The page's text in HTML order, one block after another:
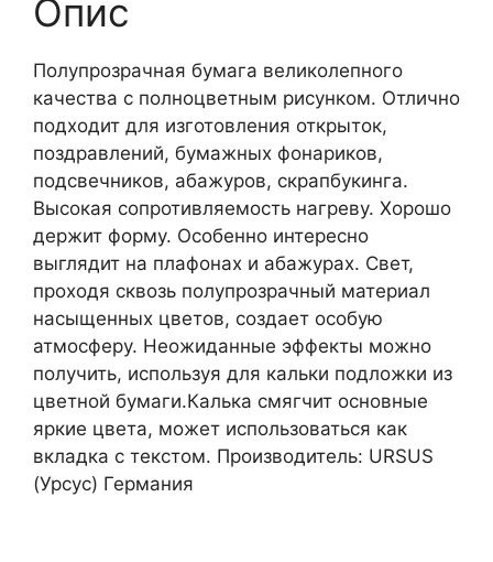
Опис
Полупрозрачная бумага великолепного
качества с полноцветным рисунком. Отлично
подходит для изготовления открыток,
поздравлений, бумажных фонариков,
подсвечников, абажуров, скрапбукинга.
Высокая сопротивляемость нагреву. Хорошо
держит форму. Особенно интересно
выглядит на плафонах и абажурах. Свет,
проходя сквозь полупрозрачный материал
насыщенных цветов, создает особую
атмосферу. Неожиданные эффекты можно
получить, используя для кальки подложки из
цветной бумаги.Калька смягчит основные
яркие цвета, может использоваться как
вкладка с текстом. Производитель: URSUS
(Урсус) Германия